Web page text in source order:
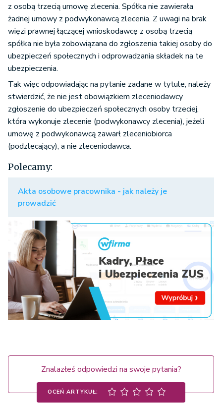
z osobą trzecią umowę zlecenia. Spółka nie zawierała
żadnej umowy z podwykonawcą zlecenia. Z uwagi na brak
więzi prawnej łączącej wnioskodawcę z osobą trzecią
spółka nie była zobowiązana do zgłoszenia takiej osoby do
ubezpieczeń społecznych i odprowadzania składek na te
ubezpieczenia.
Tak więc odpowiadając na pytanie zadane w tytule, należy
stwierdzić, że nie jest obowiązkiem zleceniodawcy
zgłoszenie do ubezpieczeń społecznych osoby trzeciej,
która wykonuje zlecenie (podwykonawcy zlecenia), jeżeli
umowę z podwykonawcą zawarł zleceniobiorca
(podzlecający), a nie zleceniodawca.
Polecamy:
Akta osobowe pracownika - jak należy je
prowadzić
Znalazłeś odpowiedzi na swoje pytania?
OCEŃ ARTYKUŁ: